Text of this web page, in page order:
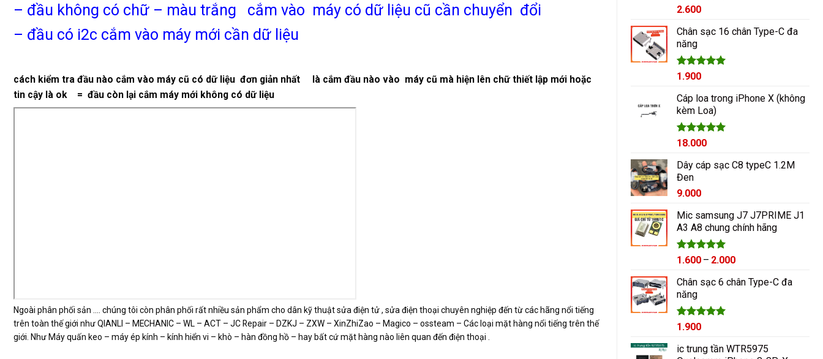
Được xếp
5 sao
2.600
Chân sạc 16 chân Type-C đa
năng
Được xếp
5 sao
1.900
Cáp loa trong iPhone X (không
kèm Loa)
Được xếp
5 sao
18.000
Dây cáp sạc C8 typeC 1.2M
Đen
9.000
Mic samsung J7 J7PRIME J1
A3 A8 chung chính hãng
Được xếp
5 sao
1.600 – 2.000Khoảng
từ
Chân sạc 6 chân Type-C đa
năng
Được xếp
5 sao
1.900
ic trung tần WTR5975
– đầu không có chữ – màu trắng cắm vào máy có dữ liệu cũ cần chuyển đổi
– đầu có i2c cắm vào máy mới cần dữ liệu
cách kiểm tra đầu nào cắm vào máy cũ có dữ liệu đơn giản nhất là cắm đầu nào vào máy cũ mà hiện lên chữ thiết lập mới hoặc
tin cậy là ok = đầu còn lại cắm máy mới không có dữ liệu
Ngoài phân phối sản …. chúng tôi còn phân phối rất nhiều sản phẩm cho dân kỹ thuật sửa điện tử , sửa điện thoại chuyên nghiệp đến từ các hãng nổi tiếng
trên toàn thế giới như QIANLI – MECHANIC – WL – ACT – JC Repair – DZKJ – ZXW – XinZhiZao – Magico – ossteam – Các loại mặt hàng nổi tiếng trên thế
giới. Như Máy quấn keo – máy ép kính – kính hiển vi – khò – hàn đồng hồ – hay bất cứ mặt hàng nào liên quan đến điện thoại .